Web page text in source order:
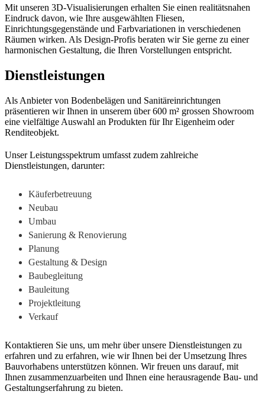
Mit unseren 3D-Visualisierungen erhalten Sie einen realitätsnahen
Eindruck davon, wie Ihre ausgewählten Fliesen,
Einrichtungsgegenstände und Farbvariationen in verschiedenen
Räumen wirken. Als Design-Profis beraten wir Sie gerne zu einer
harmonischen Gestaltung, die Ihren Vorstellungen entspricht.
Dienstleistungen
Als Anbieter von Bodenbelägen und Sanitäreinrichtungen
präsentieren wir Ihnen in unserem über 600 m² grossen Showroom
eine vielfältige Auswahl an Produkten für Ihr Eigenheim oder
Renditeobjekt.
Unser Leistungsspektrum umfasst zudem zahlreiche
Dienstleistungen, darunter:
Käuferbetreuung
Neubau
Umbau
Sanierung & Renovierung
Planung
Gestaltung & Design
Baubegleitung
Bauleitung
Projektleitung
Verkauf
Kontaktieren Sie uns, um mehr über unsere Dienstleistungen zu
erfahren und zu erfahren, wie wir Ihnen bei der Umsetzung Ihres
Bauvorhabens unterstützen können. Wir freuen uns darauf, mit
Ihnen zusammenzuarbeiten und Ihnen eine herausragende Bau- und
Gestaltungserfahrung zu bieten.